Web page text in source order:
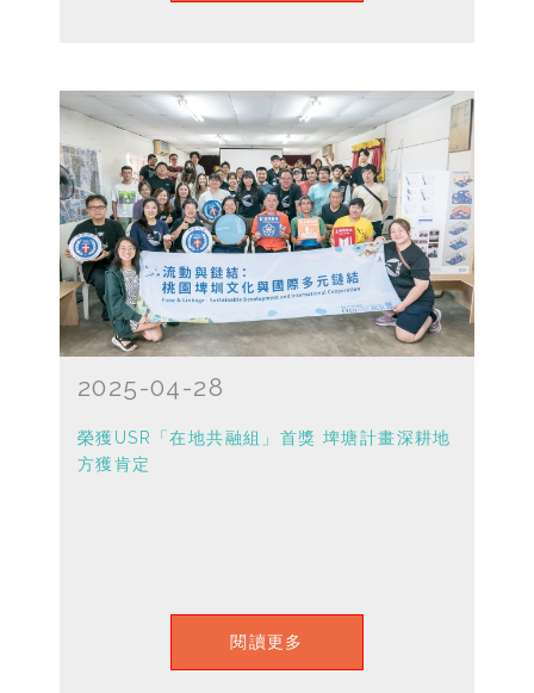
2025-04-28
榮獲USR「在地共融組」首獎 埤塘計畫深耕地
方獲肯定
閱讀更多